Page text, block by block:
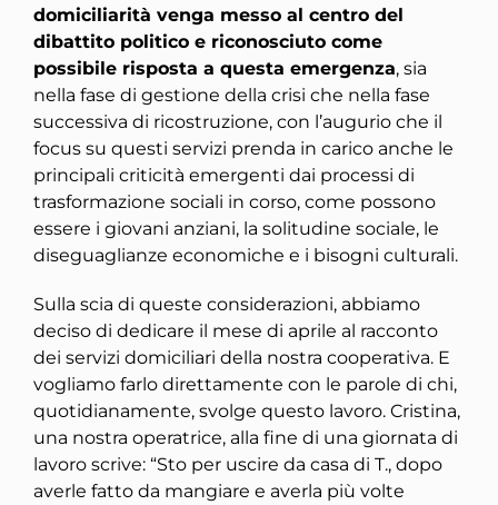
domiciliarità venga messo al centro del
dibattito politico e riconosciuto come
possibile risposta a questa emergenza, sia
nella fase di gestione della crisi che nella fase
successiva di ricostruzione, con l’augurio che il
focus su questi servizi prenda in carico anche le
principali criticità emergenti dai processi di
trasformazione sociali in corso, come possono
essere i giovani anziani, la solitudine sociale, le
diseguaglianze economiche e i bisogni culturali.
Sulla scia di queste considerazioni, abbiamo
deciso di dedicare il mese di aprile al racconto
dei servizi domiciliari della nostra cooperativa. E
vogliamo farlo direttamente con le parole di chi,
quotidianamente, svolge questo lavoro. Cristina,
una nostra operatrice, alla fine di una giornata di
lavoro scrive: “Sto per uscire da casa di T., dopo
averle fatto da mangiare e averla più volte